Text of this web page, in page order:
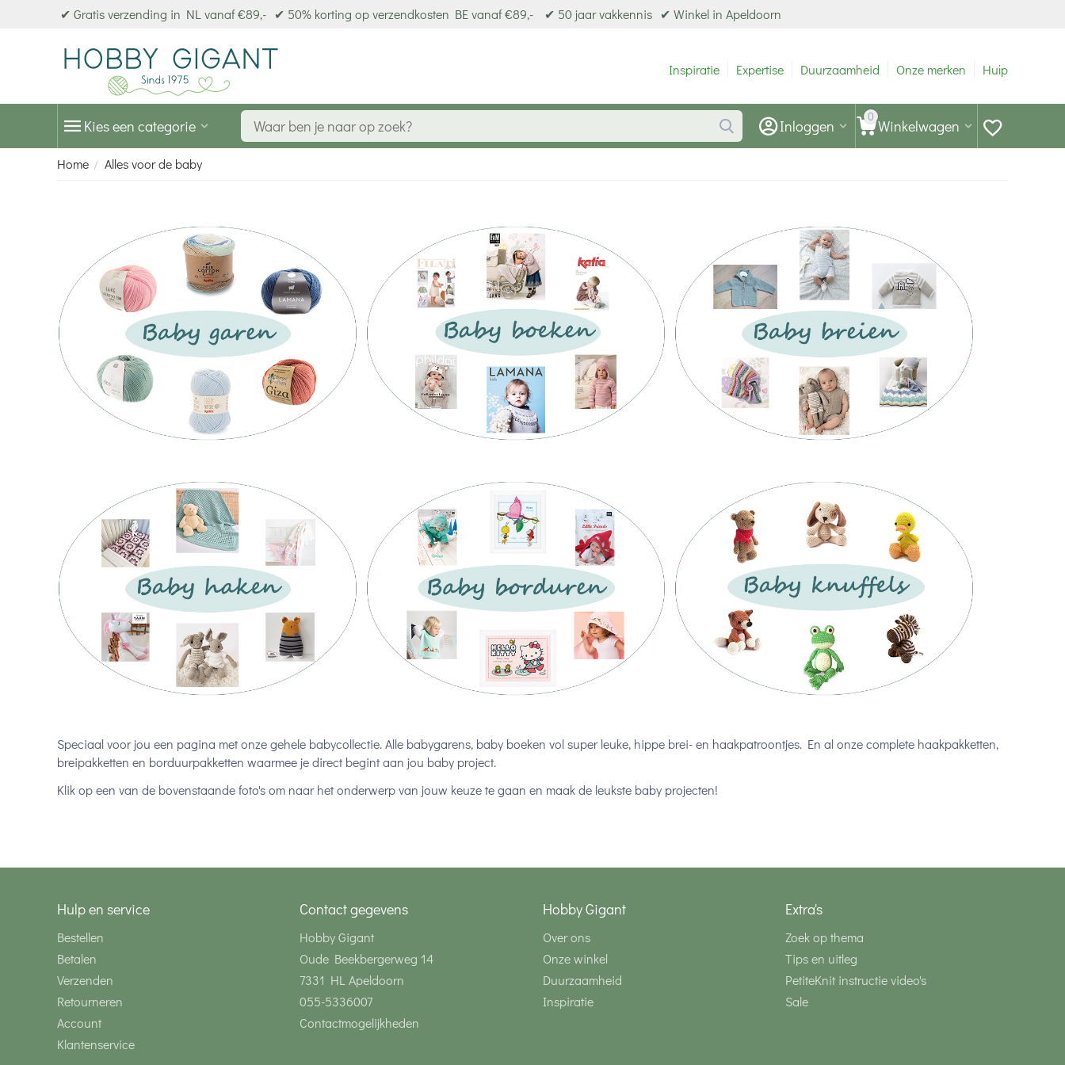
✔ Gratis verzending in NL vanaf €89,- ✔ 50% korting op verzendkosten BE vanaf €89,- ✔ 50 jaar vakkennis ✔ Winkel in Apeldoorn
Inspiratie Expertise Duurzaamheid Onze merken Hulp
Kies een categorie 0 Winkelwagen
Inloggen
Home / Alles voor de baby
Speciaal voor jou een pagina met onze gehele babycollectie. Alle babygarens, baby boeken vol super leuke, hippe brei- en haakpatroontjes. En al onzecomplete haakpakketten,
breipakketten en borduurpakketten waarmee je direct begint aan jou baby project.
Klik op een van de bovenstaande foto's om naar het onderwerp van jouw keuze te gaan en maak de leukste baby projecten!
Hulp en service
Bestellen
Betalen
Verzenden
Retourneren
Account
Klantenservice
Contact gegevens
Hobby Gigant
Oude Beekbergerweg 14
7331 HL Apeldoorn
055-5336007
Contactmogelijkheden
Hobby Gigant
Over ons
Onze winkel
Duurzaamheid
Inspiratie
Extra's
Zoek op thema
Tips en uitleg
PetiteKnit instructie video's
Sale